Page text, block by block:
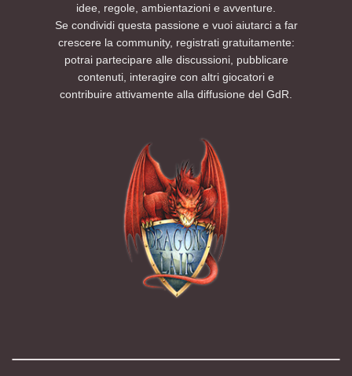
idee, regole, ambientazioni e avventure.
Se condividi questa passione e vuoi aiutarci a far
crescere la community, registrati gratuitamente:
potrai partecipare alle discussioni, pubblicare
contenuti, interagire con altri giocatori e
contribuire attivamente alla diffusione del GdR.